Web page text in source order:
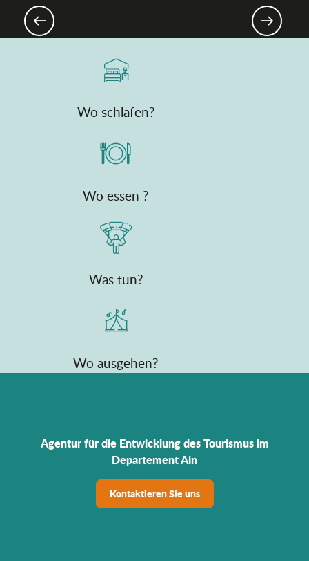
Wo schlafen?
Wo essen ?
Was tun?
Wo ausgehen?
Agentur für die Entwicklung des Tourismus im
Departement Ain
Kontaktieren Sie uns